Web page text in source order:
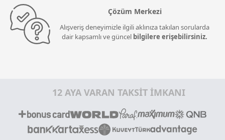
Çözüm Merkezi
Alışveriş deneyimizle ilgili aklınıza takılan sorularda
dair kapsamlı ve güncel bilgilere erişebilirsiniz.
12 AYA VARAN TAKSİT İMKANI